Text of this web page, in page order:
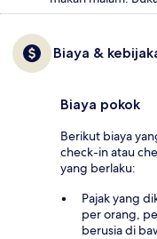
Biaya &
Biaya pokok
Berikut biaya
check-in atau
yang berlaku:
Pajak yang
per orang,
berusia di